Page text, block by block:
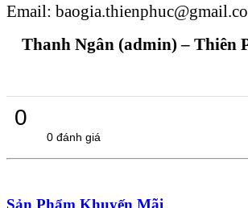
Email:
Thanh Ngân (admin) – Thiên
0
0 đánh giá
Sản Phẩm Khuyến Mãi